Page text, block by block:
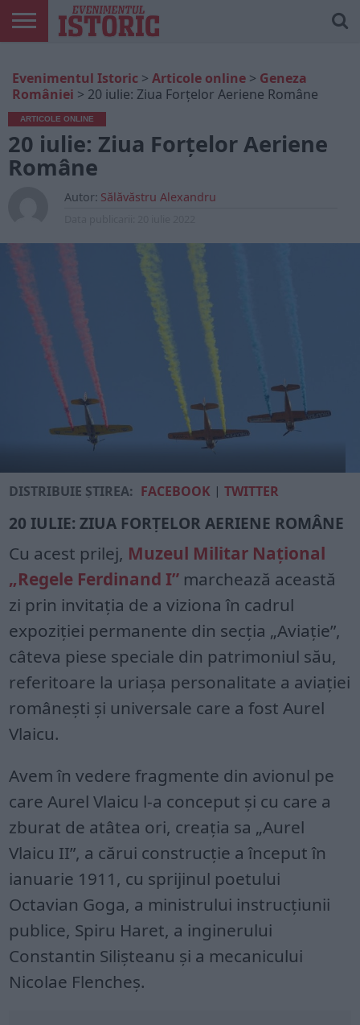
ONLINE
EDIȚII
TIPĂRITE
ISTORIC
PLAY
CONTUL
MEU
Evenimentul Istoric > Articole online > Geneza
României > 20 iulie: Ziua Forțelor Aeriene Române
ARTICOLE ONLINE
20 iulie: Ziua Forțelor Aeriene
Române
Autor: Sălăvăstru Alexandru
DISTRIBUIE ȘTIREA: FACEBOOK |TWITTER
20 IULIE: ZIUA FORȚELOR AERIENE ROMÂNE
Cu acest prilej, Muzeul Militar Național
„Regele Ferdinand I” marchează această
zi prin invitația de a viziona în cadrul
expoziției permanente din secția „Aviație”,
câteva piese speciale din patrimoniul său,
referitoare la uriașa personalitate a aviației
românești și universale care a fost Aurel
Vlaicu.
Avem în vedere fragmente din avionul pe
care Aurel Vlaicu l-a conceput și cu care a
zburat de atâtea ori, creația sa „Aurel
Vlaicu II”, a cărui construcție a început în
ianuarie 1911, cu sprijinul poetului
Octavian Goga, a ministrului instrucțiunii
publice, Spiru Haret, a inginerului
Constantin Silișteanu și a mecanicului
Nicolae Flencheș.